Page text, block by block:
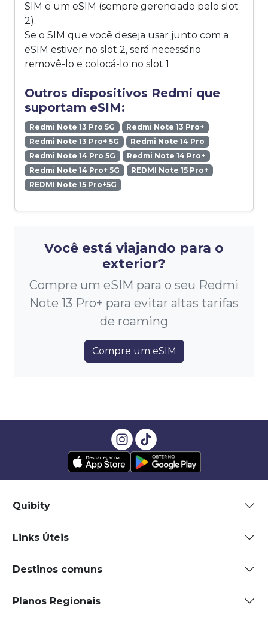
SIM e um eSIM (sempre gerenciado pelo slot
2).
Se o SIM que você deseja usar junto com a
eSIM estiver no slot 2, será necessário
removê-lo e colocá-lo no slot 1.
Outros dispositivos Redmi que
suportam eSIM:
Redmi Note 13 Pro 5G
Redmi Note 13 Pro+
Redmi Note 13 Pro+ 5G
Redmi Note 14 Pro
Redmi Note 14 Pro 5G
Redmi Note 14 Pro+
Redmi Note 14 Pro+ 5G
REDMI Note 15 Pro+
REDMI Note 15 Pro+5G
Você está viajando para o
exterior?
Compre um eSIM para o seu Redmi
Note 13 Pro+ para evitar altas tarifas
de roaming
Compre um eSIM
Quibity
Links Úteis
Destinos comuns
Planos Regionais